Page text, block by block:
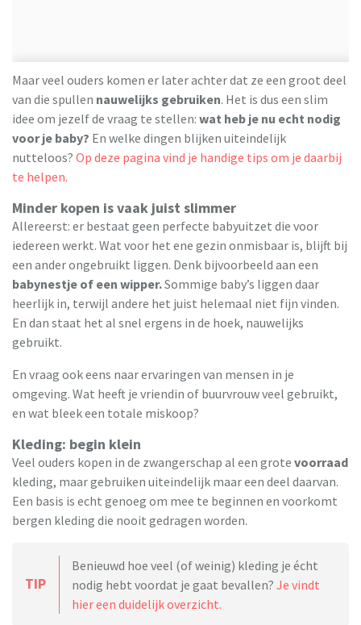
Maar veel ouders komen er later achter dat ze een groot deel
van die spullen nauwelijks gebruiken. Het is dus een slim
idee om jezelf de vraag te stellen: wat heb je nu echt nodig
voor je baby? En welke dingen blijken uiteindelijk
nutteloos? Op deze pagina vind je handige tips om je daarbij
te helpen.
Minder kopen is vaak juist slimmer
Allereerst: er bestaat geen perfecte babyuitzet die voor
iedereen werkt. Wat voor het ene gezin onmisbaar is, blijft bij
een ander ongebruikt liggen. Denk bijvoorbeeld aan een
babynestje of een wipper.Sommige baby’s liggen daar
heerlijk in, terwijl andere het juist helemaal niet fijn vinden.
En dan staat het al snel ergens in de hoek, nauwelijks
gebruikt.
En vraag ook eens naar ervaringen van mensen in je
omgeving. Wat heeft je vriendin of buurvrouw veel gebruikt,
en wat bleek een totale miskoop?
Kleding: begin klein
Veel ouders kopen in de zwangerschap al een grote voorraad
kleding, maar gebruiken uiteindelijk maar een deel daarvan.
Een basis is echt genoeg om mee te beginnen en voorkomt
bergen kleding die nooit gedragen worden.
TIP
Benieuwd hoe veel (of weinig) kleding je écht
nodig hebt voordat je gaat bevallen? Je vindt
hier een duidelijk overzicht.